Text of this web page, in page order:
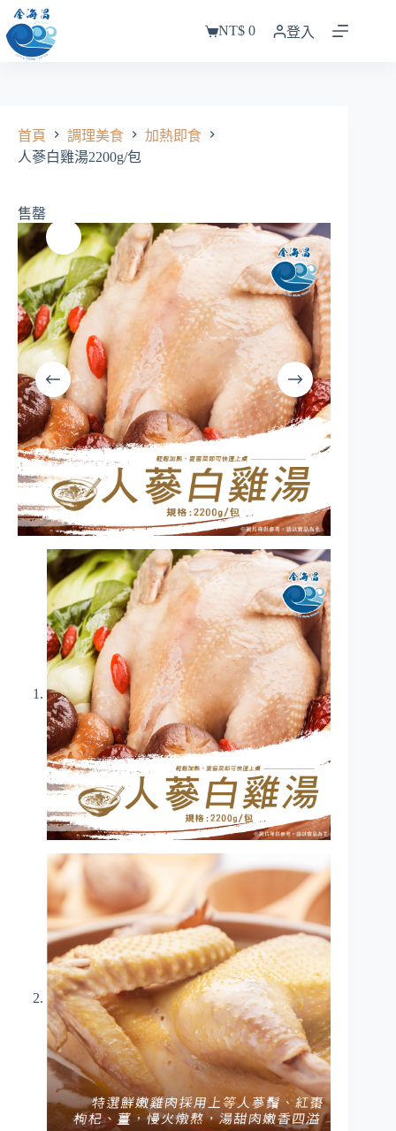
至
主
購
NT$ 0 登入
首頁 調理美食
加熱即食
人蔘白雞湯2200g/包
售罄